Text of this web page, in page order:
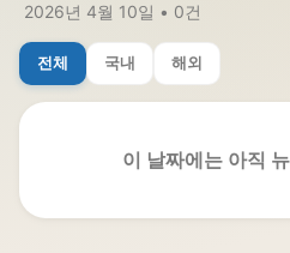
2026년 4월 10일 • 0건
전체 국내 해외
이 날짜에는 아직